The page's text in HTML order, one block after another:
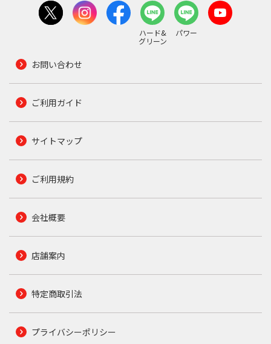
ハード&
グリーン
パワー
お問い合わせ
ご利用ガイド
サイトマップ
ご利用規約
会社概要
店舗案内
特定商取引法
プライバシーポリシー